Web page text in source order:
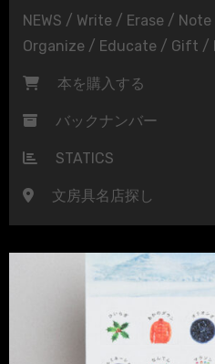
NEWS / Write / Erase /
Organize / Educate / Gift /
本を購入する
バックナンバー
STATICS
文房具名店探し